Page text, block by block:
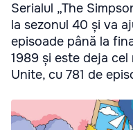
Serialul „The
la sezonul 40 și va
episoade până la
1989 și este deja
Unite, cu 781 de